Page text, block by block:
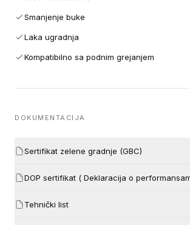
Smanjenje buke
Laka ugradnja
Kompatibilno sa podnim grejanjem
DOKUMENTACIJA
Sertifikat zelene gradnje (GBC)
DOP sertifikat ( Deklaracija o
Tehnički list